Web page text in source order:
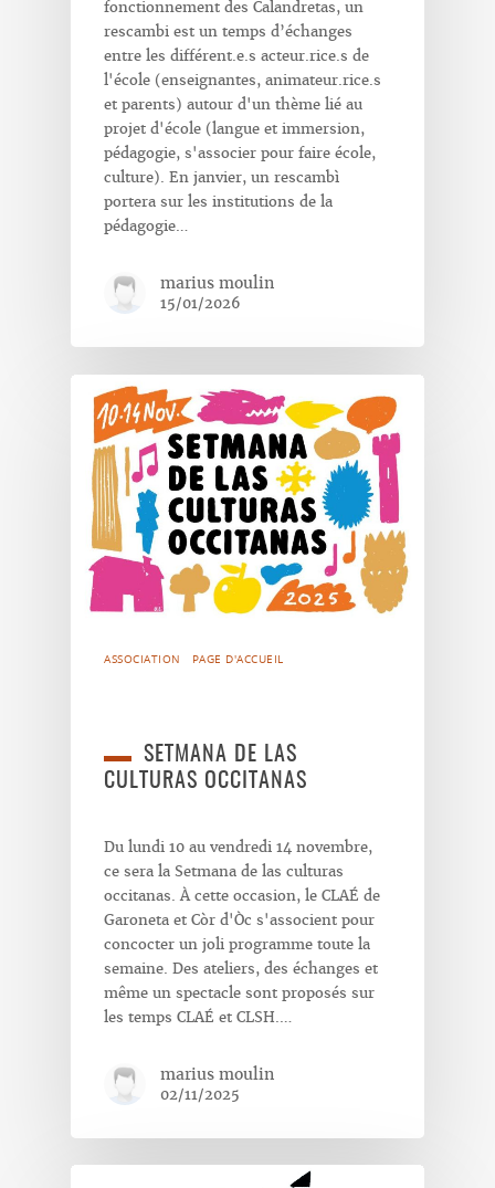
fonctionnement des Calandretas, un
rescambi est un temps d’échanges
entre les différent.e.s acteur.rice.s de
l'école (enseignantes, animateur.rice.s
et parents) autour d'un thème lié au
projet d'école (langue et immersion,
pédagogie, s'associer pour faire école,
culture). En janvier, un rescambì
portera sur les institutions de la
pédagogie…
marius moulin
15/01/2026
ASSOCIATION PAGE D'ACCUEIL
SETMANA DE LAS
CULTURAS OCCITANAS
Du lundi 10 au vendredi 14 novembre,
ce sera la Setmana de las culturas
occitanas. À cette occasion, le CLAÉ de
Garoneta et Còr d'Òc s'associent pour
concocter un joli programme toute la
semaine. Des ateliers, des échanges et
même un spectacle sont proposés sur
les temps CLAÉ et CLSH.…
marius moulin
02/11/2025